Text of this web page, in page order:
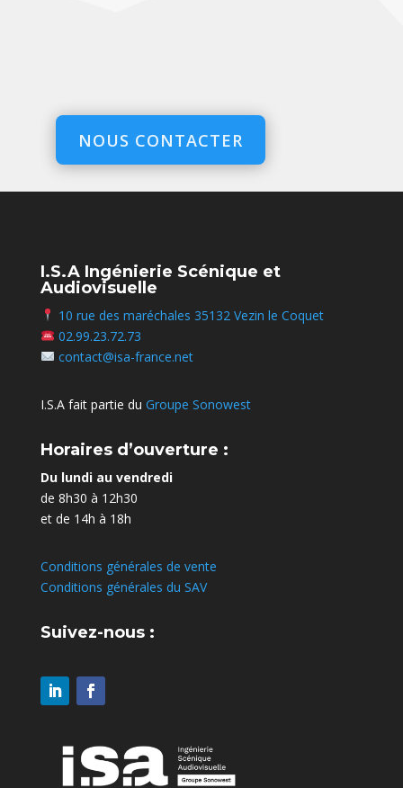
NOUS CONTACTER
I.S.A Ingénierie Scénique et
Audiovisuelle
10 rue des maréchales 35132 Vezin le Coquet
02.99.23.72.73
contact@isa-france.net
I.S.A fait partie du Groupe Sonowest
Horaires d’ouverture :
Du lundi au vendredi
de 8h30 à 12h30
et de 14h à 18h
Conditions générales de vente
Conditions générales du SAV
Suivez-nous :